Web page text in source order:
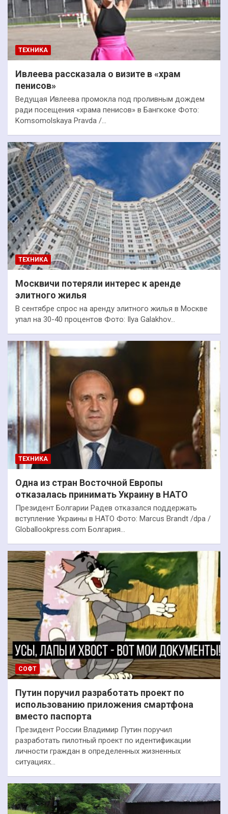
ТЕХНИКА
Ивлеева рассказала о визите в «храм
пенисов»
Ведущая Ивлеева промокла под проливным дождем
ради посещения «храма пенисов» в Бангкоке Фото:
Komsomolskaya Pravda /…
ТЕХНИКА
Москвичи потеряли интерес к аренде
элитного жилья
В сентябре спрос на аренду элитного жилья в Москве
упал на 30-40 процентов Фото: Ilya Galakhov…
ТЕХНИКА
Одна из стран Восточной Европы
отказалась принимать Украину в НАТО
Президент Болгарии Радев отказался поддержать
вступление Украины в НАТО Фото: Marcus Brandt /dpa /
Globallookpress.com Болгария…
СОФТ
Путин поручил разработать проект по
использованию приложения смартфона
вместо паспорта
Президент России Владимир Путин поручил
разработать пилотный проект по идентификации
личности граждан в определенных жизненных
ситуациях…